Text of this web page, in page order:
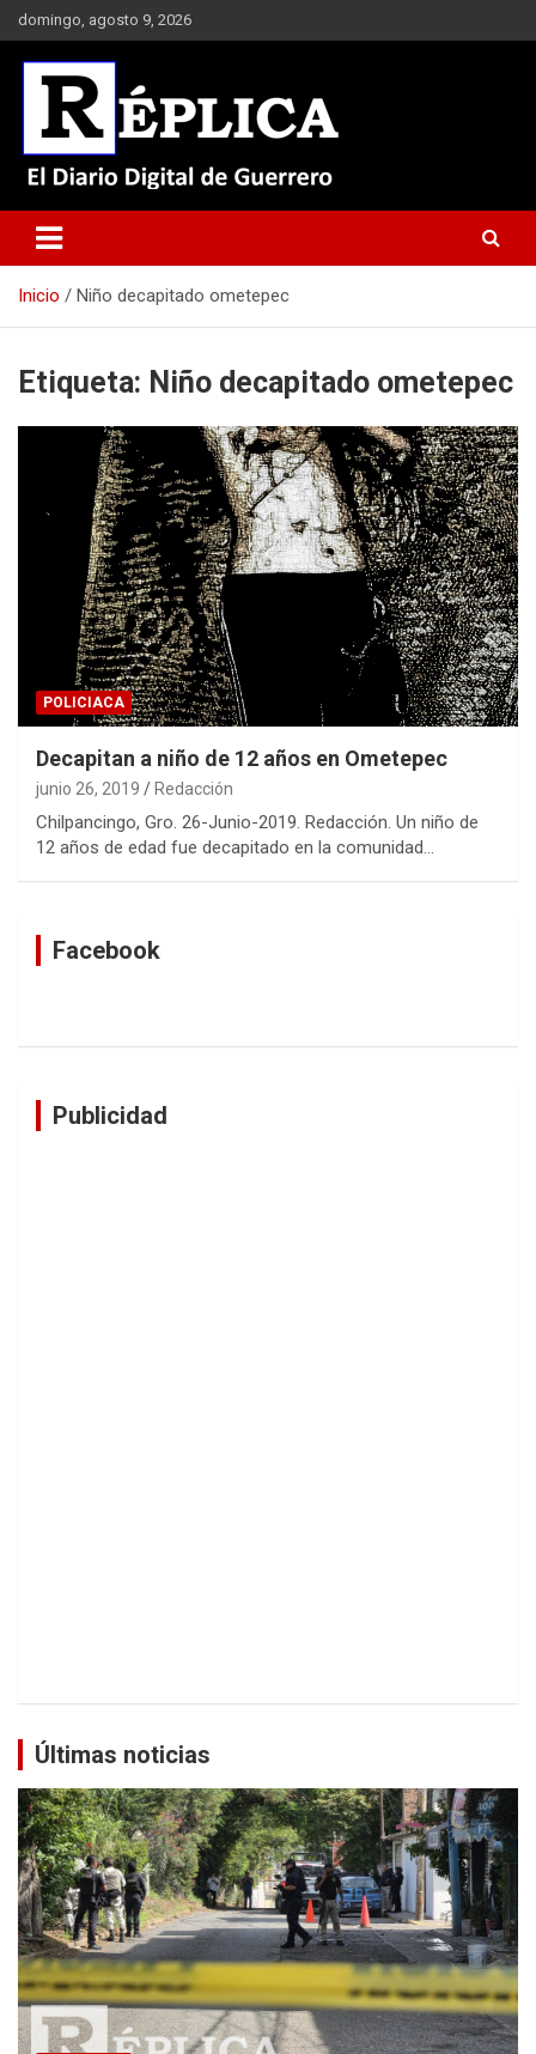
Saltar
al
contenido
domingo, agosto 9, 2026
Réplica
Inicio Niño decapitado ometepec
Etiqueta: Niño decapitado ometepec
POLICIACA
Decapitan a niño de 12 años en Ometepec
junio 26, 2019 Redacción
Chilpancingo, Gro. 26-Junio-2019. Redacción. Un niño de
12 años de edad fue decapitado en la comunidad…
Facebook
Publicidad
Últimas noticias